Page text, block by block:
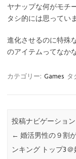
ヤナップな何がモチ
タシ的には思ってい
進化させるのに特殊
のアイテムってなか
カテゴリー: Games タ
投稿ナビゲーション
← 婚活男性の９割
ンキング トップ3＠